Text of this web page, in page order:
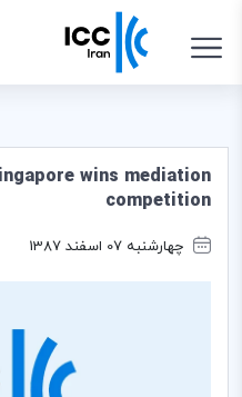
wins mediation
competition
چهارشنبه 07 اسفند 1387